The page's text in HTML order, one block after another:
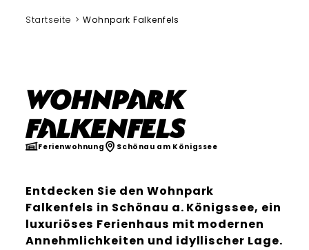
Startseite Wohnpark Falkenfels
Wohnpark
Falkenfels
Ferienwohnung Schönau am Königssee
Entdecken Sie den Wohnpark
Falkenfels in Schönau a. Königssee, ein
luxuriöses Ferienhaus mit modernen
Annehmlichkeiten und idyllischer Lage.